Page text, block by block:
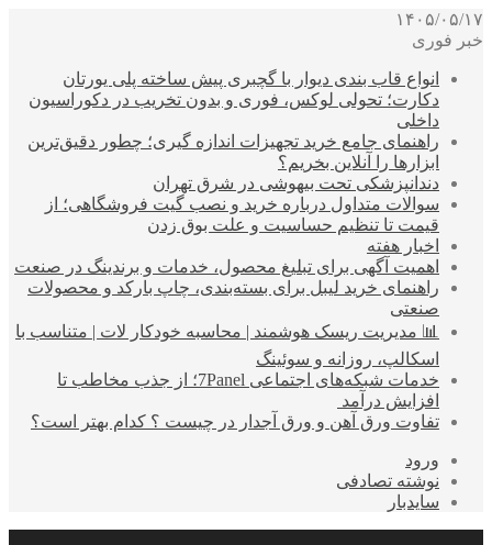
۱۴۰۵/۰۵/۱۷
خبر فوری
انواع قاب بندی دیوار با گچبری پیش ساخته پلی یورتان
دکارت؛ تحولی لوکس، فوری و بدون تخریب در دکوراسیون
داخلی
راهنمای جامع خرید تجهیزات اندازه گیری؛ چطور دقیق‌ترین
ابزارها را آنلاین بخریم؟
دندانپزشکی تحت بیهوشی در شرق تهران
سوالات متداول درباره خرید و نصب گیت فروشگاهی؛ از
قیمت تا تنظیم حساسیت و علت بوق زدن
اخبار هفته
اهمیت آگهی برای تبلیغ محصول، خدمات و برندینگ در صنعت
راهنمای خرید لیبل برای بسته‌بندی، چاپ بارکد و محصولات
صنعتی
📊 مدیریت ریسک هوشمند | محاسبه خودکار لات | متناسب با
اسکالپ، روزانه و سوئینگ
خدمات شبکه‌های اجتماعی 7Panel؛ از جذب مخاطب تا
افزایش درآمد
تفاوت ورق آهن و ورق آجدار در چیست ؟ کدام بهتر است؟
ورود
نوشته تصادفی
سایدبار